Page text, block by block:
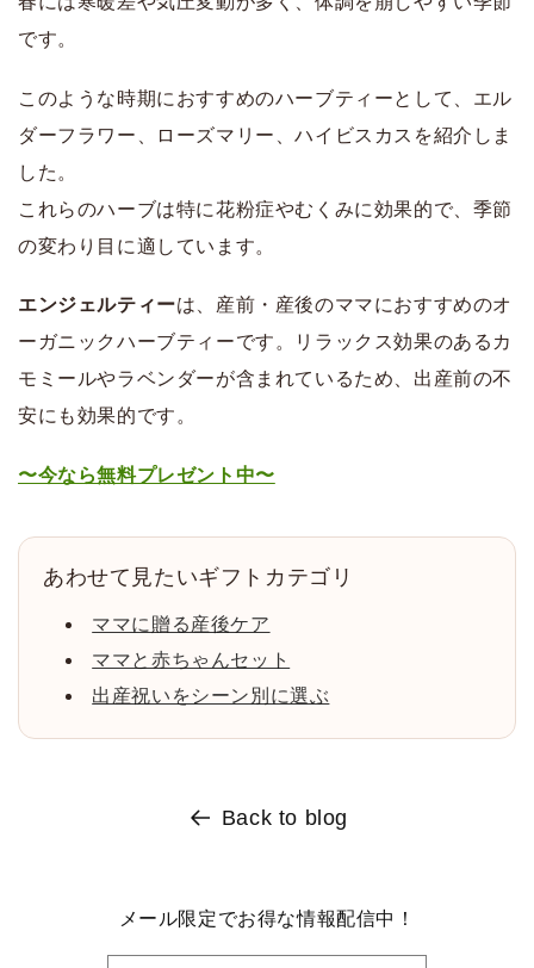
です。
このような時期におすすめのハーブティーとして、エル
ダーフラワー、ローズマリー、ハイビスカスを紹介しま
した。
これらのハーブは特に花粉症やむくみに効果的で、季節
の変わり目に適しています。
エンジェルティーは、産前・産後のママにおすすめのオ
ーガニックハーブティーです。リラックス効果のあるカ
モミールやラベンダーが含まれているため、出産前の不
安にも効果的です。
〜今なら無料プレゼント中〜
あわせて見たいギフトカテゴリ
ママに贈る産後ケア
ママと赤ちゃんセット
出産祝いをシーン別に選ぶ
Back to blog
メール限定でお得な情報配信中！